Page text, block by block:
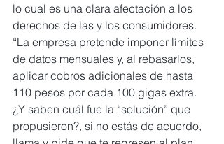
lo cual es una clara afectación a los
derechos de las y los consumidores.
“La empresa pretende imponer límites
de datos mensuales y, al rebasarlos,
aplicar cobros adicionales de hasta
110 pesos por cada 100 gigas extra.
¿Y saben cuál fue la “solución” que
propusieron?, si no estás de acuerdo,